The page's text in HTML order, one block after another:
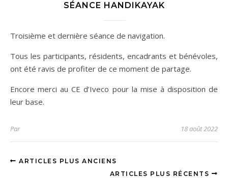
SÉANCE HANDIKAYAK
Troisième et dernière séance de navigation.
Tous les participants, résidents, encadrants et bénévoles,
ont été ravis de profiter de ce moment de partage.
Encore merci au CE d’Iveco pour la mise à disposition de
leur base.
Par 18 août 2022
ARTICLES PLUS ANCIENS
ARTICLES PLUS RÉCENTS